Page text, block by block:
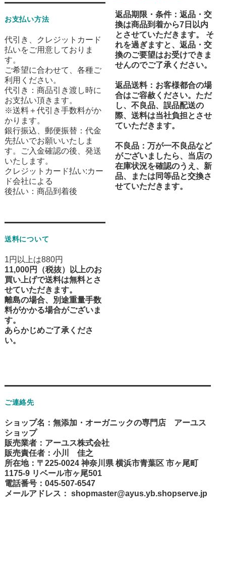
お支払い方法
代引き、クレジットカード
払いをご用意しておりま
す。
ご希望に合わせて、各種ご
利用ください。
代引き：商品引き渡し時に
お支払い頂きます。
※送料＋代引き手数料がか
かります。
銀行振込、郵便振替：代金
先払いでお願いいたしま
す。ご入金確認の後、発送
いたします。
クレジットカード払い:カー
ド会社による
後払い：商品到着後
送料について
1円以上は880円
11,000円（税抜）以上のお
買い上げで送料は無料とさ
せていただきます。
離島の場合、別途重量手数
料がかかる場合がございま
す。
あらかじめご了承くださ
い。
返品期限・条件：返品・交
換は商品到着から7日以内
とさせていただきます。 そ
れを過ぎますと、返品・交
換のご要望はお受けできま
せんのでご了承ください。
返品送料：お客様都合の場
合はご容赦ください。ただ
し、不良品、誤品配送の
際、送料は当社負担とさせ
ていただきます。
不良品 ：万が一不良品など
がございましたら、当店の
在庫状況を確認のうえ、新
品、または同等品と交換さ
せていただきます。
ご連絡先
ショップ名：無添加・オーガニックの専門店 アーユス
ショップ
販売業者：アーユス株式会社
販売責任者：小川 佳之
所在地：〒225-0024 神奈川県 横浜市青葉区 市ヶ尾町
1175-9 リベール市ヶ尾501
電話番号：045-507-6547
メールアドレス： shopmaster@ayus.yb.shopserve.jp